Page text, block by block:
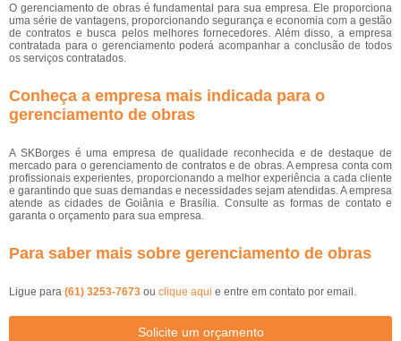
O gerenciamento de obras é fundamental para sua empresa. Ele proporciona
uma série de vantagens, proporcionando segurança e economia com a gestão
de contratos e busca pelos melhores fornecedores. Além disso, a empresa
contratada para o gerenciamento poderá acompanhar a conclusão de todos
os serviços contratados.
Conheça a empresa mais indicada para o
gerenciamento de obras
A SKBorges é uma empresa de qualidade reconhecida e de destaque de
mercado para o gerenciamento de contratos e de obras. A empresa conta com
profissionais experientes, proporcionando a melhor experiência a cada cliente
e garantindo que suas demandas e necessidades sejam atendidas. A empresa
atende as cidades de Goiânia e Brasília. Consulte as formas de contato e
garanta o orçamento para sua empresa.
Para saber mais sobre gerenciamento de obras
Ligue para (61) 3253-7673 ou clique aqui e entre em contato por email.
Solicite um orçamento